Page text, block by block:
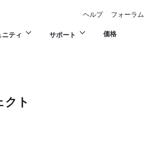
ヘルプ フォーラム
ニティ サポート 価格
クト